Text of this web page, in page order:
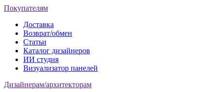
Покупателям
Доставка
Возврат/обмен
Статьи
Каталог дизайнеров
ИИ студия
Визуализатор панелей
Дизайнерам/архитекторам